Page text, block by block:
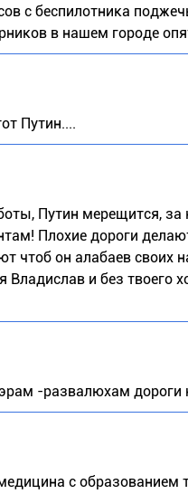
с беспилотника
в нашем городе
Путин....
Путин мерещится,
Плохие дороги
чтоб он алабаев
и без твоего
-развалюхам дороги
с образованием